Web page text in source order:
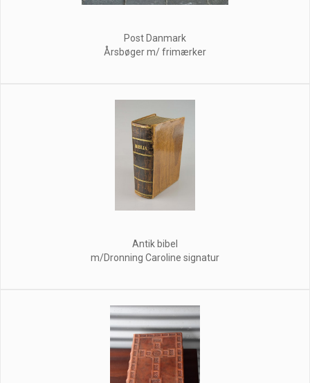
Post Danmark
Årsbøger m/ frimærker
Antik bibel
m/Dronning Caroline signatur